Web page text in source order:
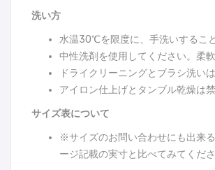
洗い方
水温30℃を限度に、手洗いするこ
中性洗剤を使用してください。柔
ドライクリーニングとブラシ洗い
アイロン仕上げとタンブル乾燥は
サイズ表について
※サイズのお問い合わせにも出来
ージ記載の実寸と比べてみてくだ